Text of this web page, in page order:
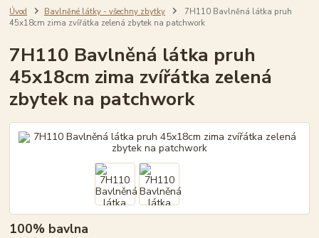
Úvod Bavlněné látky - všechny zbytky
7H110 Bavlněná látka pruh
45x18cm zima zvířátka zelená zbytek na patchwork
7H110 Bavlněná látka pruh
45x18cm zima zvířátka zelená
zbytek na patchwork
100% bavlna